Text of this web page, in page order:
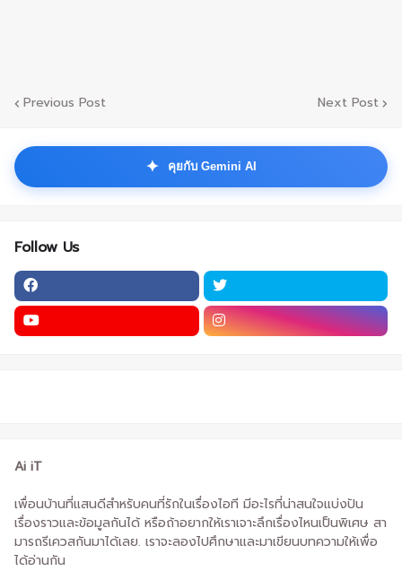
Previous Post Next Post
✦ คุยกับ Gemini AI
Follow Us
Ai iT
เพื่อนบ้านที่แสนดีสำหรับคนที่รักในเรื่องไอที มีอะไรที่น่าสนใจแบ่งปัน
เรื่องราวและข้อมูลกันได้ หรือถ้าอยากให้เราเจาะลึกเรื่องไหนเป็นพิเศษ สา
มารถรีเควสกันมาได้เลย. เราจะลองไปศึกษาและมาเขียนบทความให้เพื่อ
ได้อ่านกัน